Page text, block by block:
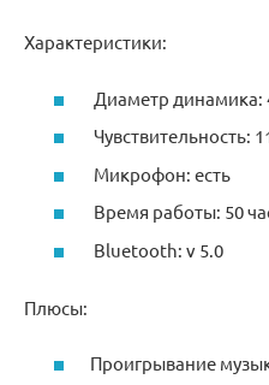
Характеристики:
Диаметр динамика:
Чувствительность:
Микрофон: есть
Время работы: 50
Bluetooth: v 5.0
Плюсы:
Проигрывание